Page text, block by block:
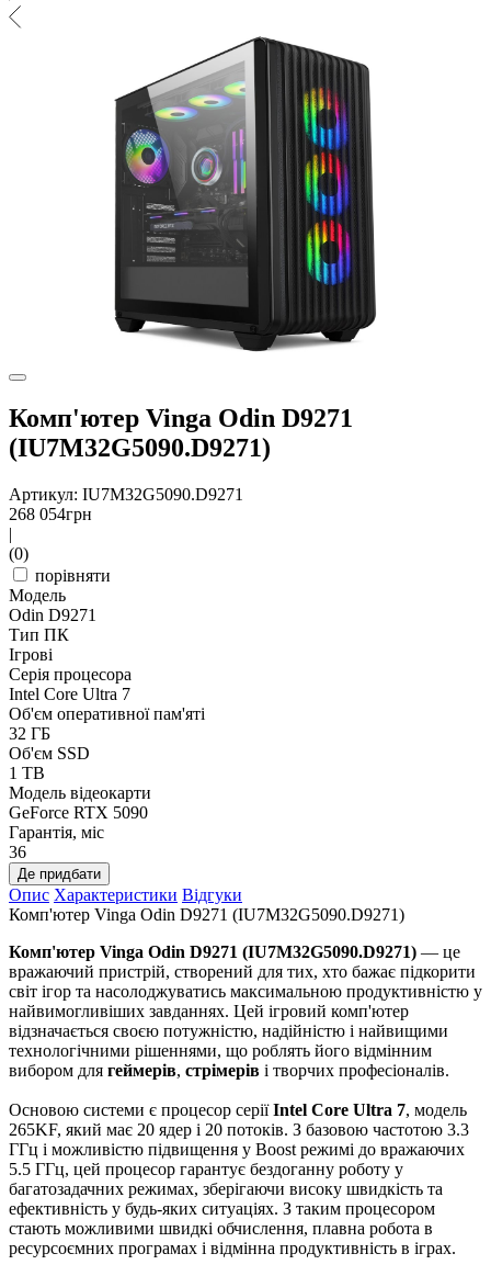
Комп'ютер Vinga Odin D9271
(IU7M32G5090.D9271)
Артикул: IU7M32G5090.D9271
268 054грн
|
(0)
порівняти
Модель
Odin D9271
Тип ПК
Ігрові
Серія процесора
Intel Core Ultra 7
Об'єм оперативної пам'яті
32 ГБ
Об'єм SSD
1 TB
Модель відеокарти
GeForce RTX 5090
Гарантія, міс
36
Де придбати
Опис Характеристики Відгуки
Комп'ютер Vinga Odin D9271 (IU7M32G5090.D9271)
Комп'ютер Vinga Odin D9271 (IU7M32G5090.D9271) — це
вражаючий пристрій, створений для тих, хто бажає підкорити
світ ігор та насолоджуватись максимальною продуктивністю у
найвимогливіших завданнях. Цей ігровий комп'ютер
відзначається своєю потужністю, надійністю і найвищими
технологічними рішеннями, що роблять його відмінним
вибором для геймерів, стрімерів і творчих професіоналів.
Основою системи є процесор серіїIntel Core Ultra 7, модель
265KF, який має 20 ядер і 20 потоків. З базовою частотою 3.3
ГГц і можливістю підвищення у Boost режимі до вражаючих
5.5 ГГц, цей процесор гарантує бездоганну роботу у
багатозадачних режимах, зберігаючи високу швидкість та
ефективність у будь-яких ситуаціях. З таким процесором
стають можливими швидкі обчислення, плавна робота в
ресурсоємних програмах і відмінна продуктивність в іграх.